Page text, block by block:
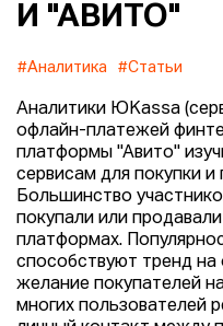
И "АВИТО"
#Аналитика #Статьи
Аналитики ЮKassa
офлайн-платежей
платформы "Авито"
сервисам для покупки
Большинство
покупали или
платформах.
способствуют тренд на
желание покупателей
многих пользователей